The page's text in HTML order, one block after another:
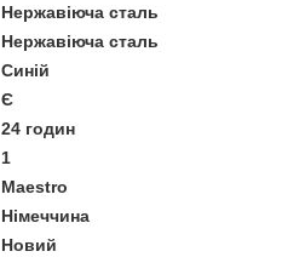
Нержавіюча сталь
Нержавіюча сталь
Синій
Є
24 годин
1
Maestro
Німеччина
Новий